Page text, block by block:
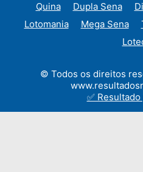
Quina Dupla Sena
Lotomania
Mega Sena
© Todos os direitos
✅